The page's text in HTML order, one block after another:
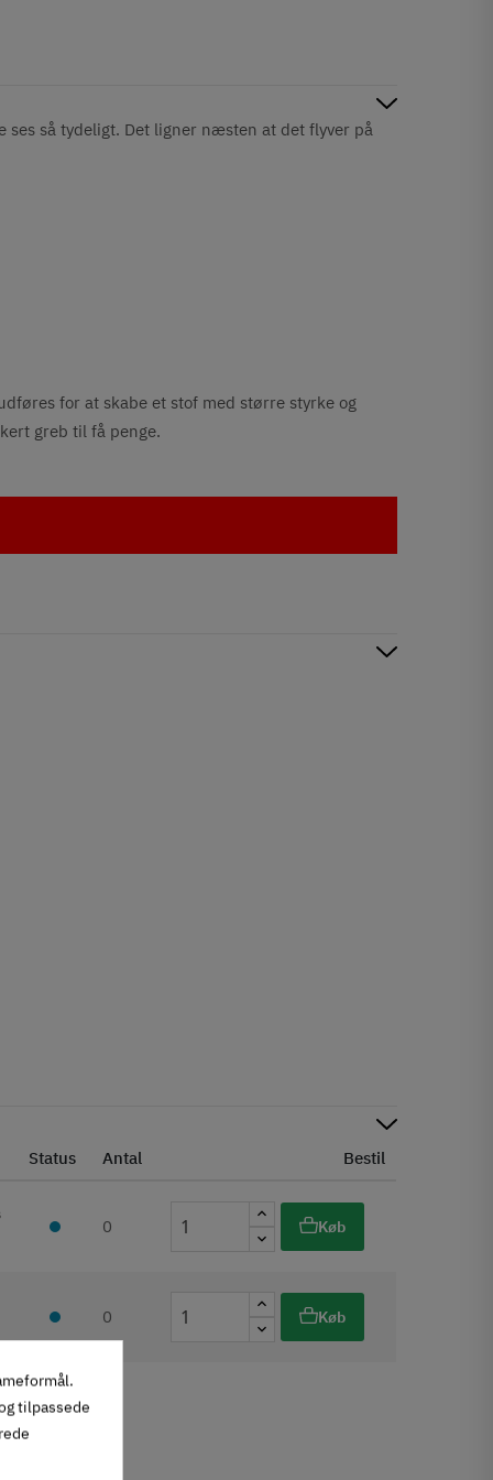
så tydeligt. Det ligner næsten at det flyver på
for at skabe et stof med større styrke og
greb til få penge.
Status Antal Bestil
0 Køb
0 Køb
tilpassede